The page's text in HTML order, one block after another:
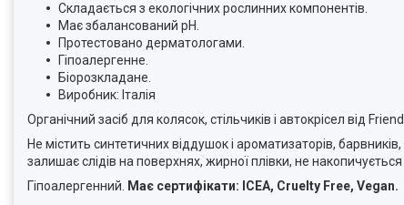
Складається з екологічних рослинних компонентів.
Має збалансований pH.
Протестовано дерматологами.
Гіпоалергенне.
Біорозкладане.
Виробник: Італія
Органічний засіб для колясок, стільчиків і автокрісел від
Не містить синтетичних віддушок і ароматизаторів,
залишає слідів на поверхнях, жирної плівки, не
Гіпоалергенний.
Має сертифікати: ICEA, Cruelty Free, Vegan.